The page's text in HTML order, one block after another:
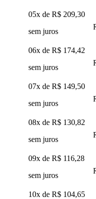
05x de R$ 209,30
sem juros
06x de R$ 174,42
sem juros
07x de R$ 149,50
sem juros
08x de R$ 130,82
sem juros
09x de R$ 116,28
sem juros
10x de R$ 104,65